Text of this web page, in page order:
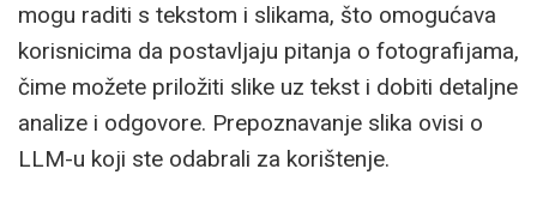
mogu raditi s tekstom i slikama, što omogućava
korisnicima da postavljaju pitanja o fotografijama,
čime možete priložiti slike uz tekst i dobiti detaljne
analize i odgovore. Prepoznavanje slika ovisi o
LLM-u koji ste odabrali za korištenje.